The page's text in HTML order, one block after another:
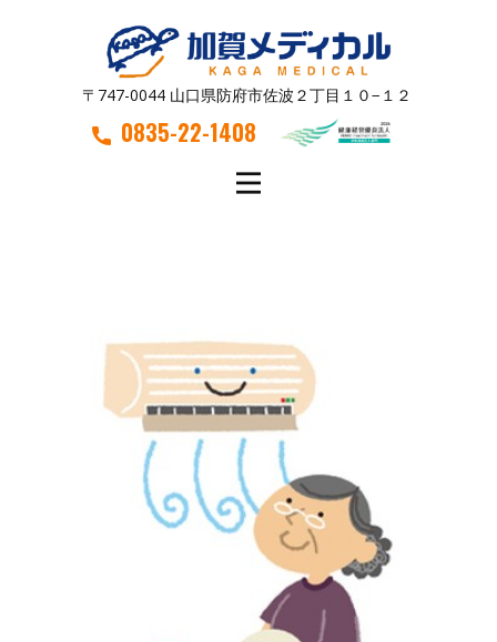
〒747-0044 山口県防府市佐波２丁目１０−１２
0835-22-1408